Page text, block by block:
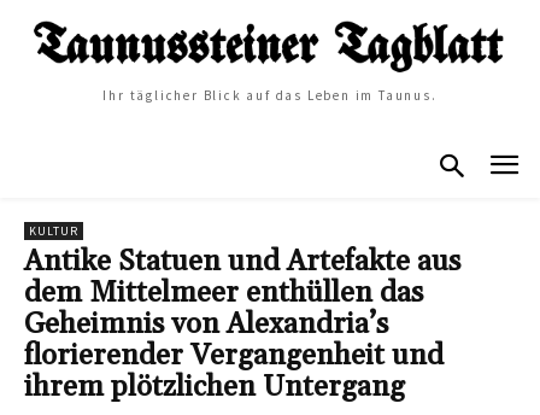
Ihr täglicher Blick auf das Leben im Taunus.
KULTUR
Antike Statuen und Artefakte aus
dem Mittelmeer enthüllen das
Geheimnis von Alexandria’s
florierender Vergangenheit und
ihrem plötzlichen Untergang